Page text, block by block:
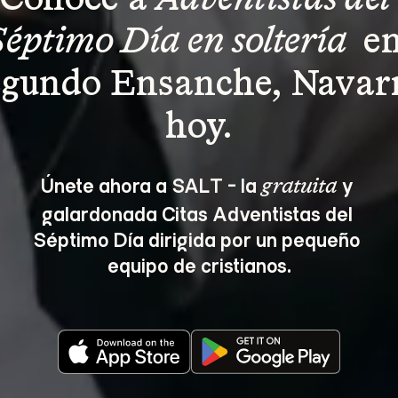
Día en soltería
Ensanche,
hoy.
Únete ahora a SALT - la gratuita y
galardonada Citas Adventistas del
Séptimo Día dirigida por un pequeño
equipo de cristianos.